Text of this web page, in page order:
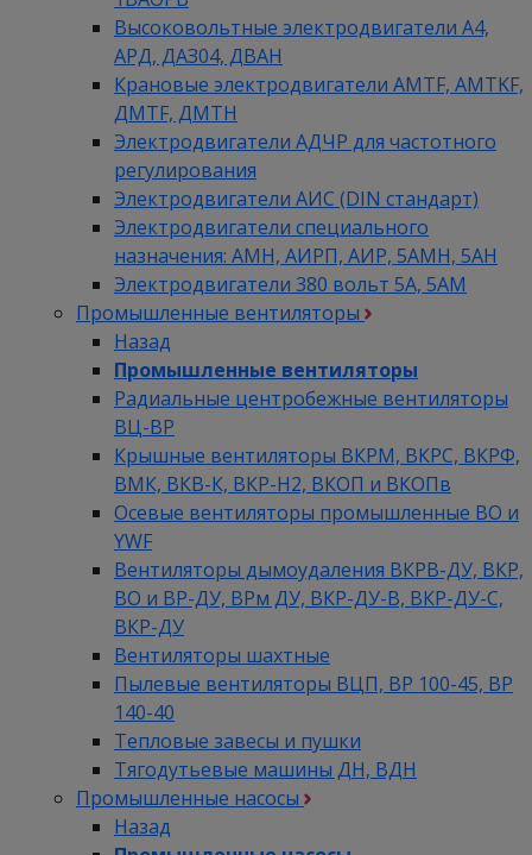
Высоковольтные электродвигатели A4,
АРД, ДАЗ04, ДВАН
Крановые электродвигатели AMTF, AMTKF,
ДMTF, ДМТН
Электродвигатели АДЧР для частотного
регулирования
Электродвигатели АИС (DIN стандарт)
Электродвигатели специального
назначения: АМН, АИРП, АИР, 5АМН, 5АН
Электродвигатели 380 вольт 5А, 5АМ
Промышленные вентиляторы
Назад
Промышленные вентиляторы
Радиальные центробежные вентиляторы
ВЦ-ВР
Крышные вентиляторы ВКРМ, ВКРС, ВКРФ,
ВМК, ВКВ-К, ВКР-Н2, ВКОП и ВКОПв
Осевые вентиляторы промышленные ВО и
YWF
Вентиляторы дымоудаления ВКРВ-ДУ, ВКР,
ВО и ВР-ДУ, ВРм ДУ, ВКР-ДУ-В, ВКР-ДУ-С,
ВКР-ДУ
Вентиляторы шахтные
Пылевые вентиляторы ВЦП, ВР 100-45, ВР
140-40
Тепловые завесы и пушки
Тягодутьевые машины ДН, ВДН
Промышленные насосы
Назад